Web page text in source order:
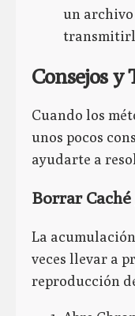
un
Consejos y
Cuando los
unos pocos
ayudarte a
Borrar
La
veces llevar a
reproducción